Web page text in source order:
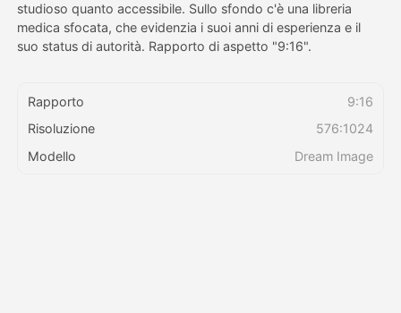
Prezzi
API
studioso quanto accessibile. Sullo sfondo c'è una libreria
medica sfocata, che evidenzia i suoi anni di esperienza e il
suo status di autorità. Rapporto di aspetto "9:16".
Rapporto
9:16
Risoluzione
576:1024
Modello
Dream Image